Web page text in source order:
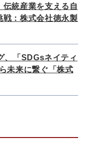
統産業を支える自
戦：株式会社徳永製
、「SDGsネイティ
未来に繋ぐ「株式